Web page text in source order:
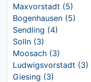
Maxvorstadt (5)
Bogenhausen (5)
Sendling (4)
Solln (3)
Moosach (3)
Ludwigsvorstadt (3)
Giesing (3)